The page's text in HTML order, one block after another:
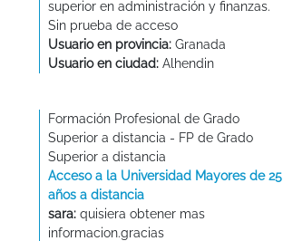
superior en administración y finanzas.
Sin prueba de acceso
Usuario en provincia: Granada
Usuario en ciudad: Alhendin
Formación Profesional de Grado
Superior a distancia - FP de Grado
Superior a distancia
Acceso a la Universidad Mayores de 25
años a distancia
sara: quisiera obtener mas
informacion.gracias